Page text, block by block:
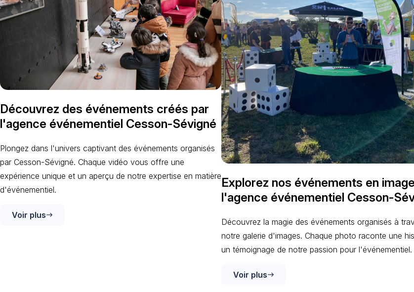
Découvrez des événements créés par
l'agence événementiel Cesson-Sévigné
Plongez dans l'univers captivant des événements organisés
par Cesson-Sévigné. Chaque vidéo vous offre une
expérience unique et un aperçu de notre expertise en matière
d'événementiel.
Voir pluseast
Explorez nos événements en
l'agence événementiel Cesson-
Découvrez la magie des événements organisés à
notre galerie d'images. Chaque photo raconte une
un témoignage de notre passion pour l'événementiel.
Voir pluseast